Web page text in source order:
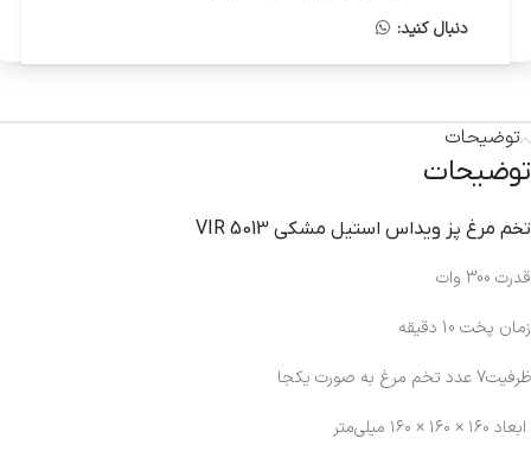
دنبال کنید:
توضیحات
توضیحات
تخم مرغ پز ويداس استيل مشکي VIR 5013
قدرت 300 وات
زمان پخت 10 دقیقه
ظرفیت7 عدد تخم مرغ به صورت یکجا
ابعاد ۱۶۰ × ۱۶۰ × ۱۶۰ میلی‌متر